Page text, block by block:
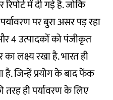
में दी गई है. जोकि
पर बुरा असर पड़ रहा
4 उत्पादकों को पंजीकृत
लक्ष्य रखा है. भारत ही
है. जिन्हें प्रयोग के बाद फेंक
तरह ही पर्यावरण के लिए